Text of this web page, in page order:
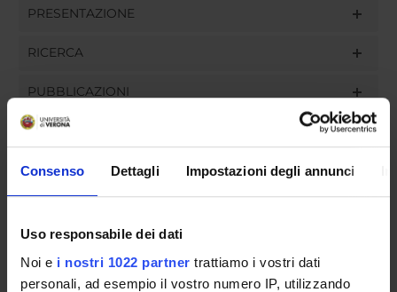
Consenso Dettagli Impostazioni degli annunci
Uso responsabile dei dati
Noi e i nostri 1022 partner trattiamo i vostri dati
personali, ad esempio il vostro numero IP, utilizzando
PRESENTAZIONE
RICERCA
PUBBLICAZIONI
INCARICHI
ORGANIZZAZIONE
COMMISSIONI